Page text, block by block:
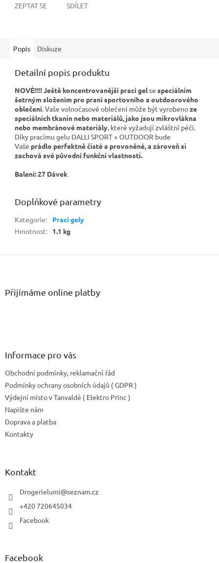
ZEPTAT SE SDÍLET
Popis Diskuze
Detailní popis produktu
NOVÉ!!!! Ještě koncentrovanější prací gelse speciálním
šetrným složením pro praní sportovního a outdoorového
oblečení. Vaše volnočasové oblečení může být vyrobenoze
speciálních tkanin nebo materiálů, jako jsou mikrovlákna
nebo membránové materiály, které vyžadují zvláštní péči.
Díky pracímu gelu DALLI SPORT + OUTDOOR bude
Vaše prádlo perfektně čisté a provoněné, a zároveň si
zachová své původní funkční vlastnosti.
Balení: 27 Dávek
Doplňkové parametry
Kategorie:
Prací gely
Hmotnost: 1.1 kg
Z
Přijímáme online platby
Informace pro vás
Obchodní podmínky, reklamační řád
Podmínky ochrany osobních údajů ( GDPR )
Výdejní místo v Tanvaldě ( Elektro Princ )
Napište nám
Doprava a platba
Kontakty
Kontakt
Drogerielumi@seznam.cz
+420 720645034
Facebook
Facebook